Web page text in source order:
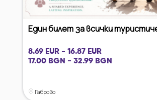
Един билет за всички
8.69 EUR - 16.87 EUR
17.00 BGN - 32.99 BGN
Габрово